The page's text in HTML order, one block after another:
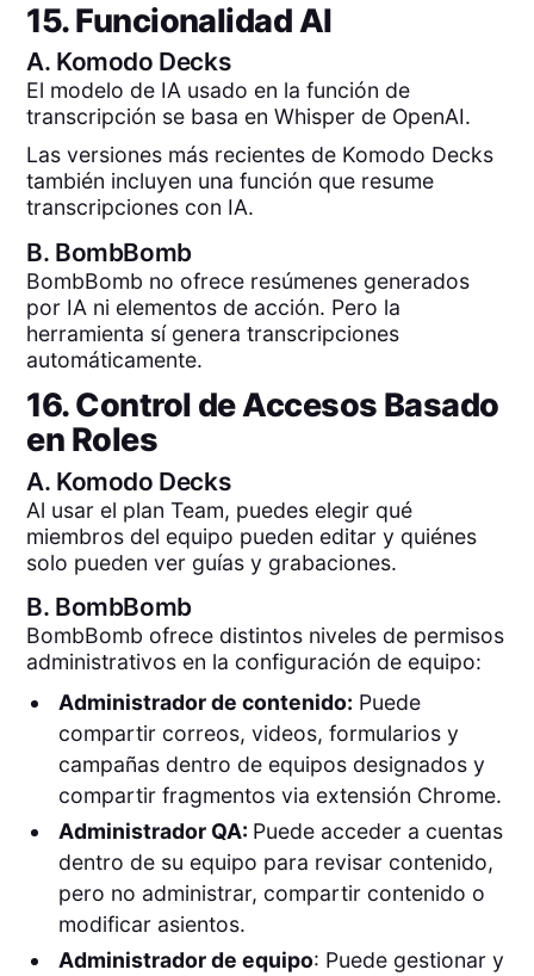
15. Funcionalidad AI
A. Komodo Decks
El modelo de IA usado en la función de
transcripción se basa en Whisper de OpenAI.
Las versiones más recientes de Komodo Decks
también incluyen una función que resume
transcripciones con IA.
B. BombBomb
BombBomb no ofrece resúmenes generados
por IA ni elementos de acción. Pero la
herramienta sí genera transcripciones
automáticamente.
16. Control de Accesos Basado
en Roles
A. Komodo Decks
Al usar el plan Team, puedes elegir qué
miembros del equipo pueden editar y quiénes
solo pueden ver guías y grabaciones.
B. BombBomb
BombBomb ofrece distintos niveles de permisos
administrativos en la configuración de equipo:
Administrador de contenido: Puede
compartir correos, videos, formularios y
campañas dentro de equipos designados y
compartir fragmentos via extensión Chrome.
Administrador QA: Puede acceder a cuentas
dentro de su equipo para revisar contenido,
pero no administrar, compartir contenido o
modificar asientos.
Administrador de equipo: Puede gestionar y